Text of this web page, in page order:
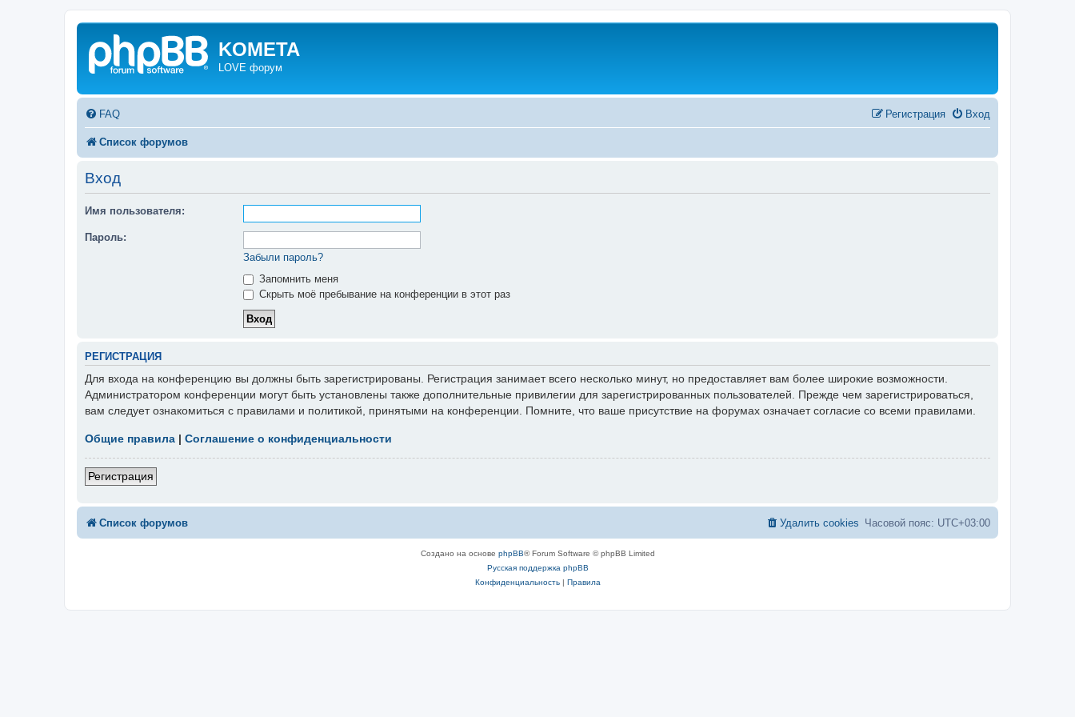
KOMETA
LOVE форум
FAQ Вход
Регистрация
Список форумов
Вход
Имя пользователя:
Пароль:
Забыли пароль?
Запомнить меня
Скрыть моё пребывание на конференции в этот раз
РЕГИСТРАЦИЯ
Для входа на конференцию вы должны быть зарегистрированы. Регистрация занимает всего несколько минут, но предоставляет вам более широкие возможности.
Администратором конференции могут быть установлены также дополнительные привилегии для зарегистрированных пользователей. Прежде чем зарегистрироваться,
вам следует ознакомиться с правилами и политикой, принятыми на конференции. Помните, что ваше присутствие на форумах означает согласие со всеми правилами.
Общие правила | Соглашение о конфиденциальности
Регистрация
Список форумов Часовой пояс: UTC+03:00
Удалить cookies
Создано на основе phpBB® Forum Software © phpBB Limited
Русская поддержка phpBB
Конфиденциальность| Правила